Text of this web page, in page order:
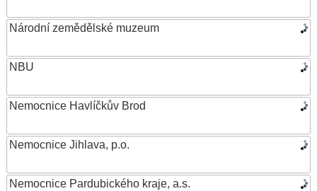
Národní zemědělské muzeum
NBU
Nemocnice Havlíčkův Brod
Nemocnice Jihlava, p.o.
Nemocnice Pardubického kraje, a.s.